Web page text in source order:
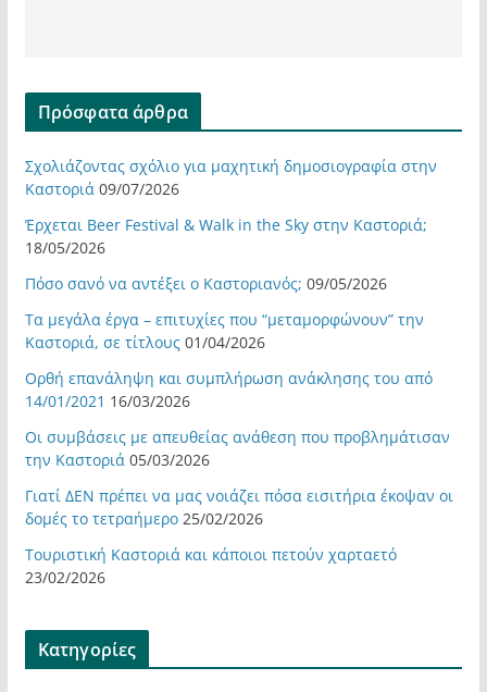
Πρόσφατα άρθρα
Σχολιάζοντας σχόλιο για μαχητική δημοσιογραφία στην
Καστοριά 09/07/2026
Έρχεται Beer Festival & Walk in the Sky στην Καστοριά;
18/05/2026
Πόσο σανό να αντέξει ο Καστοριανός; 09/05/2026
Τα μεγάλα έργα – επιτυχίες που “μεταμορφώνουν” την
Καστοριά, σε τίτλους 01/04/2026
Ορθή επανάληψη και συμπλήρωση ανάκλησης του από
14/01/2021 16/03/2026
Οι συμβάσεις με απευθείας ανάθεση που προβλημάτισαν
την Καστοριά 05/03/2026
Γιατί ΔΕΝ πρέπει να μας νοιάζει πόσα εισιτήρια έκοψαν οι
δομές το τετραήμερο 25/02/2026
Τουριστική Καστοριά και κάποιοι πετούν χαρταετό
23/02/2026
Kατηγορίες